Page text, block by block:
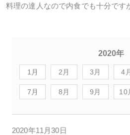
料理の達人なので内食でも十分です
2020年
1月 2月 3月 4
7月 8月 9月 10
2020年11月30日